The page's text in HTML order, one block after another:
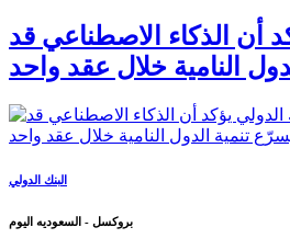
أن الذكاء الاصطناعي قد
النامية خلال عقد واحد
البنك الدولي
بروكسل - السعوديه اليوم